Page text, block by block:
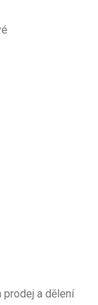
prodej a dělení